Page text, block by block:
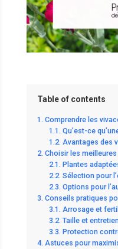
Table of contents
Comprendre les
Qu’est-ce
Avantages des
Choisir les
Plantes
Sélection pour
Options pour
Conseils pratiques
Arrosage et
Taille et
Protection
Astuces pour